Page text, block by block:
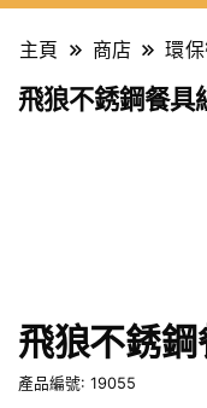
主頁 商店 環
飛狼不銹鋼餐具
飛狼不銹鋼
產品編號: 19055